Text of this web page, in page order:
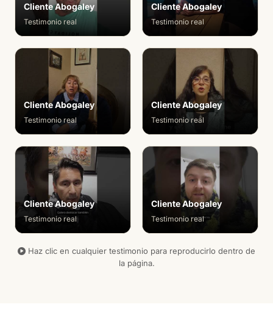
Cliente Abogaley
Testimonio real
Cliente Abogaley
Testimonio real
Cliente Abogaley
Testimonio real
Cliente Abogaley
Testimonio real
Cliente Abogaley
Testimonio real
Cliente Abogaley
Testimonio real
Haz clic en cualquier testimonio para reproducirlo dentro de
la página.